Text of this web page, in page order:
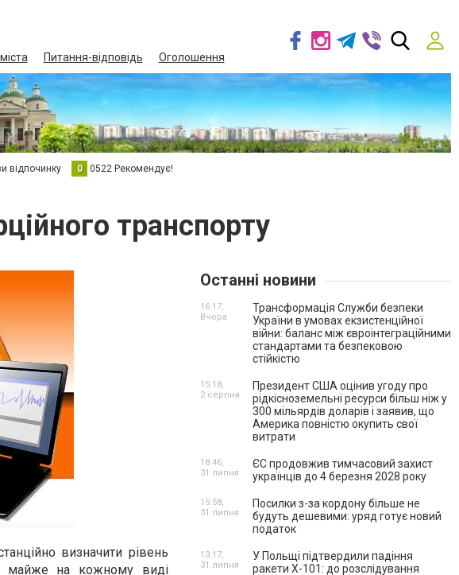
Питання-відповідь Оголошення
відпочинку 0 0522 Рекомендує!
транспорту
визначити рівень
майже на кожному виді
Останні новини
Трансформація Служби безпеки
України в умовах екзистенційної
війни: баланс між євроінтеграційними
стандартами та безпековою
стійкістю
16:17,
Вчора
Президент США оцінив угоду про
рідкісноземельні ресурси більш ніж у
300 мільярдів доларів і заявив, що
Америка повністю окупить свої
витрати
15:18,
2 серпня
ЄС продовжив тимчасовий захист
українців до 4 березня 2028 року
18:46,
31 липня
Посилки з-за кордону більше не
будуть дешевими: уряд готує новий
податок
15:58,
31 липня
У Польщі підтвердили падіння
ракети Х-101: до розслідування
13:17,
31 липня